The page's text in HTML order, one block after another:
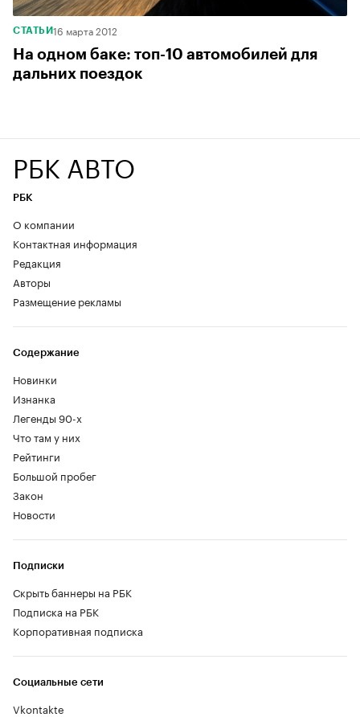
СТАТЬИ16 марта 2012
На одном баке: топ-10 автомобилей для
дальних поездок
РБК АВТО
РБК
О компании
Контактная информация
Редакция
Авторы
Размещение рекламы
Содержание
Новинки
Изнанка
Легенды 90-х
Что там у них
Рейтинги
Большой пробег
Закон
Новости
Социальные сети
Vkontakte
Подписки
Скрыть баннеры на РБК
Подписка на РБК
Корпоративная подписка